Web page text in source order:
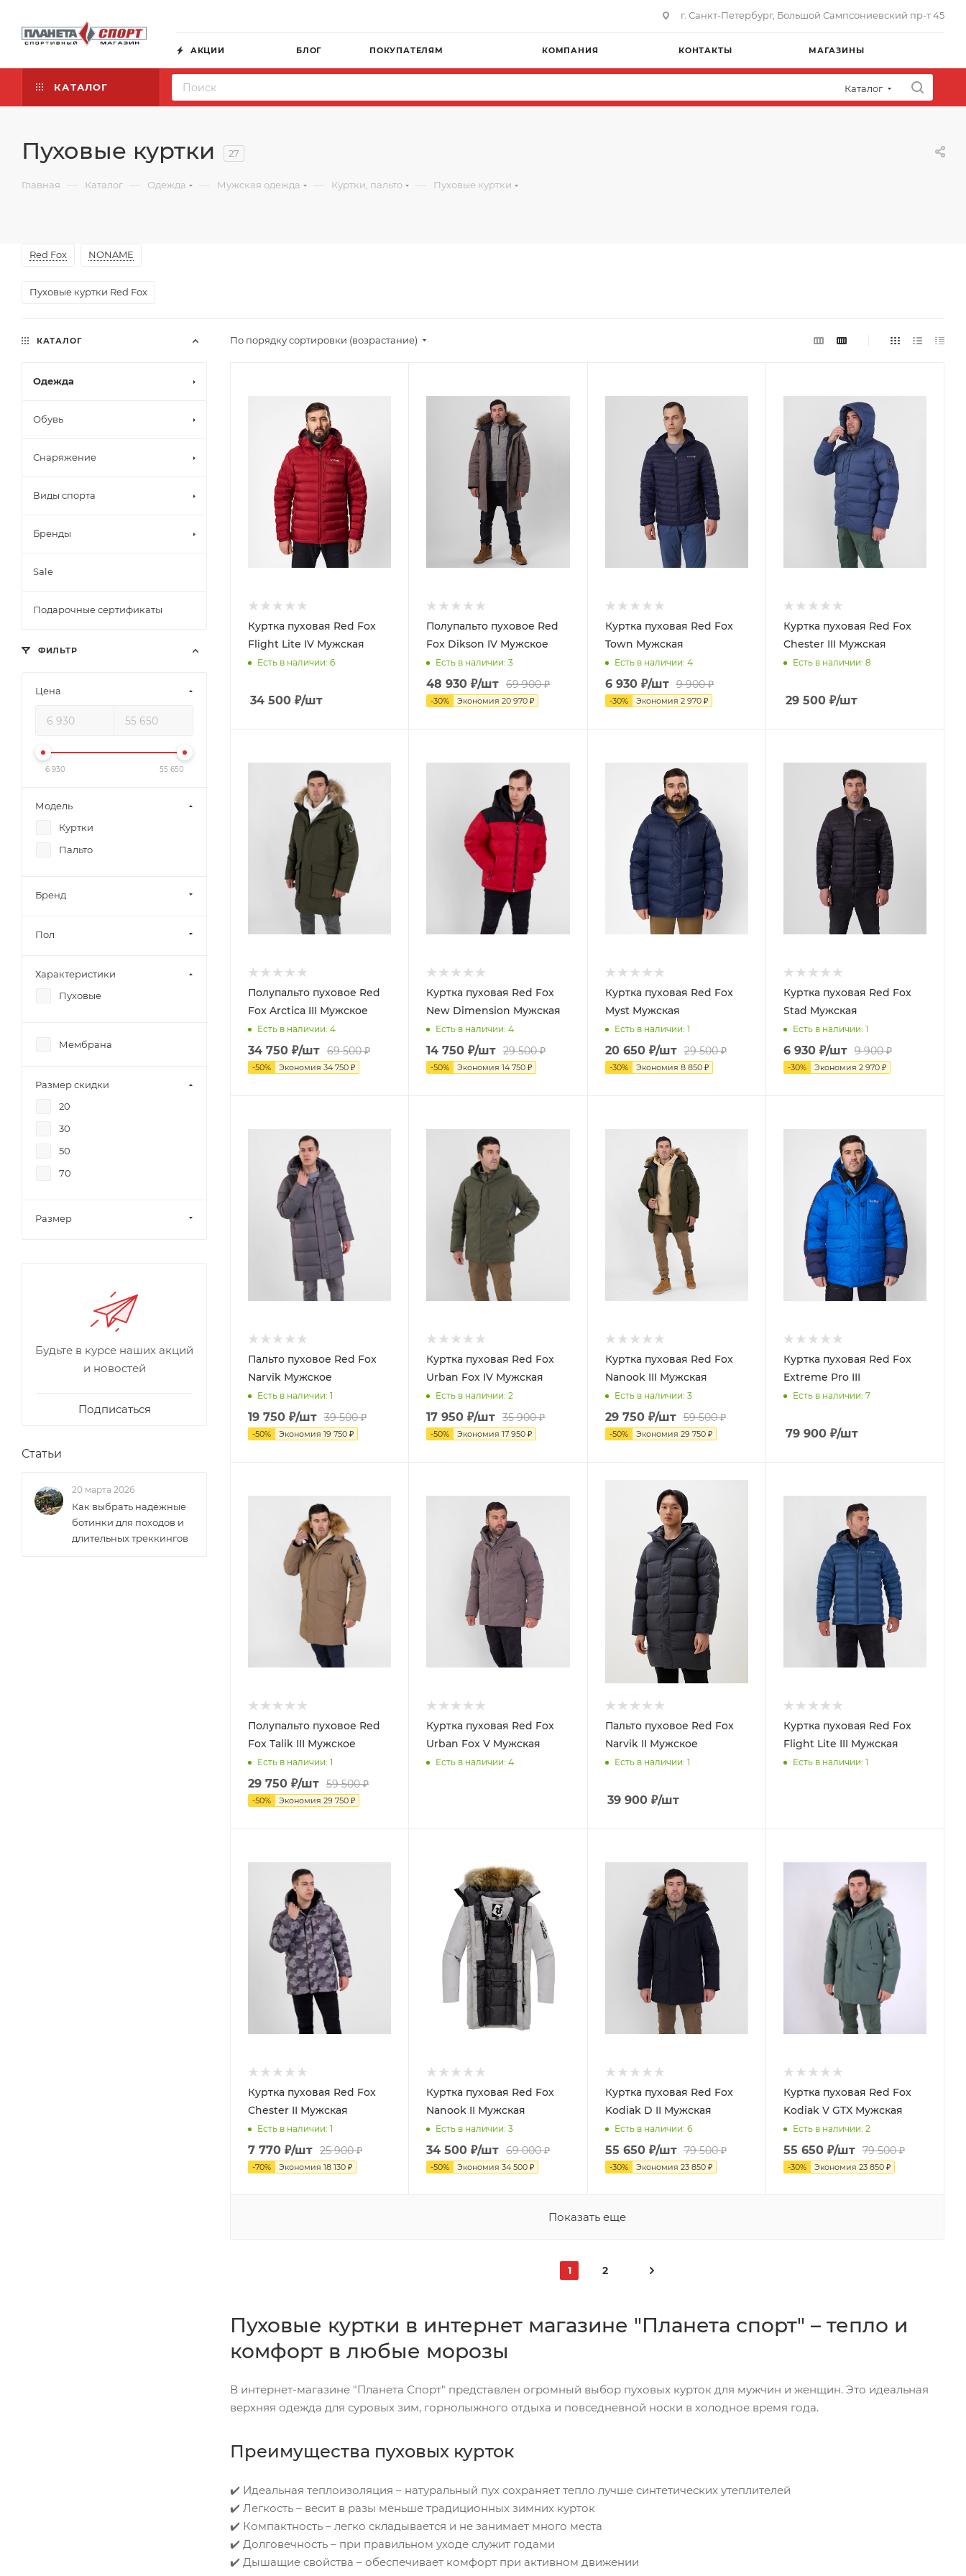
г. Санкт-Петербург, Большой Сампсониевский пр-т 45
АКЦИИ БЛОГ ПОКУПАТЕЛЯМ КОМПАНИЯ КОНТАКТЫ МАГАЗИНЫ
КАТАЛОГ Каталог
Пуховые куртки 27
Главная — Каталог — Одежда — Мужская одежда — Куртки, пальто — Пуховые куртки
Red Fox NONAME
Пуховые куртки Red Fox
По порядку сортировки (возрастание)
Куртка пуховая Red Fox
Flight Lite IV Мужская
Есть в наличии: 6
34 500 ₽/шт
Полупальто пуховое Red
Fox Dikson IV Мужское
Есть в наличии: 3
48 930 ₽/шт 69 900₽
-30% Экономия20 970 ₽
Куртка пуховая Red Fox
Town Мужская
Есть в наличии: 4
6 930₽/шт 9 900₽
-30% Экономия 2 970₽
Куртка пуховая Red Fox
Chester III Мужская
Есть в наличии: 8
29 500₽/шт
Полупальто пуховое Red
Fox Arctica III Мужское
Есть в наличии: 4
34 750 ₽/шт 69 500₽
-50% Экономия 34 750 ₽
Куртка пуховая Red Fox
New Dimension Мужская
Есть в наличии: 4
14 750 ₽/шт 29 500₽
-50% Экономия14 750 ₽
Куртка пуховая Red Fox
Myst Мужская
Есть в наличии: 1
20 650₽/шт 29 500₽
-30% Экономия 8 850₽
Куртка пуховая Red Fox
Stad Мужская
Есть в наличии: 1
6 930₽/шт 9 900₽
-30% Экономия 2 970₽
Пальто пуховое Red Fox
Narvik Мужское
Есть в наличии: 1
19 750 ₽/шт 39 500₽
-50% Экономия 19 750 ₽
Куртка пуховая Red Fox
Urban Fox IV Мужская
Есть в наличии: 2
17 950 ₽/шт 35 900₽
-50% Экономия17 950 ₽
Куртка пуховая Red Fox
Nanook III Мужская
Есть в наличии: 3
29 750₽/шт 59 500₽
-50% Экономия 29 750₽
Куртка пуховая Red Fox
Extreme Pro III
Есть в наличии: 7
79 900₽/шт
Полупальто пуховое Red
Fox Talik III Мужское
Есть в наличии: 1
29 750 ₽/шт 59 500₽
-50% Экономия 29 750 ₽
Куртка пуховая Red Fox
Urban Fox V Мужская
Есть в наличии: 4
Пальто пуховое Red Fox
Narvik II Мужское
Есть в наличии: 1
39 900₽/шт
Куртка пуховая Red Fox
Flight Lite III Мужская
Есть в наличии: 1
Куртка пуховая Red Fox
Chester II Мужская
Есть в наличии: 1
7 770 ₽/шт 25 900₽
-70% Экономия 18 130 ₽
Куртка пуховая Red Fox
Nanook II Мужская
Есть в наличии: 3
34 500 ₽/шт 69 000₽
-50% Экономия34 500 ₽
Куртка пуховая Red Fox
Kodiak D II Мужская
Есть в наличии: 6
55 650₽/шт 79 500₽
-30% Экономия 23 850₽
Куртка пуховая Red Fox
Kodiak V GTX Мужская
Есть в наличии: 2
55 650₽/шт 79 500₽
-30% Экономия 23 850₽
Показать еще
1 2
Пуховые куртки в интернет магазине "Планета спорт" – тепло и
комфорт в любые морозы
В интернет-магазине "Планета Спорт" представлен огромный выбор пуховых курток для мужчин и женщин. Это идеальная
верхняя одежда для суровых зим, горнолыжного отдыха и повседневной носки в холодное время года.
Преимущества пуховых курток
✔️ Идеальная теплоизоляция – натуральный пух сохраняет тепло лучше синтетических утеплителей
✔️ Легкость – весит в разы меньше традиционных зимних курток
✔️ Компактность – легко складывается и не занимает много места
✔️ Долговечность – при правильном уходе служит годами
✔️ Дышащие свойства – обеспечивает комфорт при активном движении
КАТАЛОГ
Одежда
Обувь
Снаряжение
Виды спорта
Бренды
Sale
Подарочные сертификаты
ФИЛЬТР
Цена
6 930 55 650
Модель
Куртки
Пальто
Бренд
Пол
Характеристики
Пуховые
Мембрана
Размер скидки
20
30
50
70
Размер
Будьте в курсе наших акций
и новостей
Подписаться
Статьи
20 марта 2026
Как выбрать надёжные
ботинки для походов и
длительных треккингов